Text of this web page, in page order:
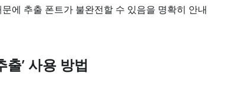
에 추출 폰트가 불완전할 수 있음을 명확히 안내
출’ 사용 방법